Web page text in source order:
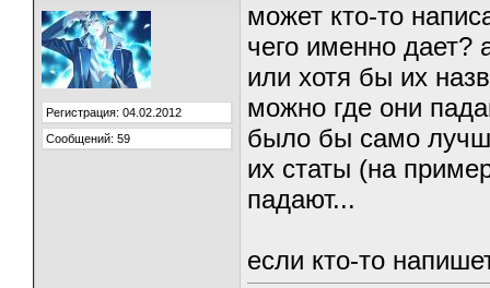
Регистрация: 04.02.2012
Сообщений: 59
может кто-то
чего именно дает?
или хотя бы их
можно где они
было бы само
их статы (на
падают...
если кто-то